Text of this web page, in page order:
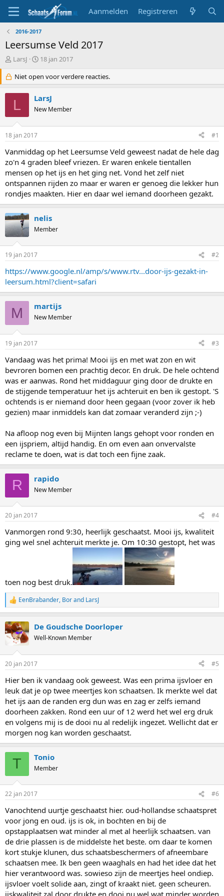
Aanmelden Registreren
2016-2017
Leersumse Veld 2017
T
p
i
c
t
a
r
t
e
r
LarsJ
S
a
r
d
a
m
18 jan 2017
Niet open voor verdere reacties.
L LarsJ
New Member
18 jan 2017 #1
Vanmiddag op het Leersumse Veld geweest nadat de hele dag
zo'n 4 graden bleef vriezen. Er waren enkele tientallen
mensen op het ijs en het ging net. Vond het zelf niet
ontspannen rijden zo maar er waren er genoeg die lekker hun
rondjes maakten. Hier en daar wel iemand doorheen gezakt.
nelis
Member
19 jan 2017 #2
https://www.google.nl/amp/s/www.rtv...door-ijs-gezakt-in-
leersum.html?client=safari
M martijs
New Member
19 jan 2017 #3
Vandaag was het prima! Mooi ijs en met wat zon en wit
bevroren bomen een prachtig decor. En druk. De hele ochtend
was er aanwas. Rond het middaguur ging door de drukte en
de stijgende temperatuur het ijs achteruit en ben ik gestopt. 'S
ochtends is er niemand door heen gegaan (voor zover ik heb
gezien) maar inmiddels kan dat zomaar veranderd zijn ;-)
Na afloop nog even bij Mijnten langs gehopt voor ronden en
een ijspriem, altijd handig. En om even aan onvervalste
reclame te doen, wat is dat toch een fijne zaak.
R rapido
New Member
20 jan 2017 #4
Vanmorgen rond 9:30, heerlijk geschaatst. Mooi ijs, kwaliteit
ging wel snel achteruit merkte je. Om 10:30 gestopt, het was
toen nog best druk.
R
e
c
t
s
EenBrabander, Borand LarsJ
De Goudsche Doorloper
Well-Known Member
20 jan 2017 #5
Hier ben ik vandaag ook geweest. Was een prima ijsvloer en
leuk dat je op twee meertjes kon schaatsen. Ik merkte wel dat
het ijs aan de randen erg dun was en zag er zelfs iemand
doorheen zakken. Rond een uur of 12 werd het wel erg druk
en volgens mij is de dooi nu al redelijk ingezet. Wellicht dat er
morgen nog kan worden geschaatst.
T Tonio
Member
22 jan 2017 #6
Vanochtend uurtje geschaatst hier. oud-hollandse schaatspret
voor jong en oud. ijs is ok, in bochten en bij de
opstapplaatsen wat minder al met al heerlijk schaatsen. van
de drie plassen is de middelste het beste. om daar te komen
kort stukje klunen, dus schaatsbeschermers of afneembare
schaatsen mee. Ik ben geen waaghals en had het idee dat het
hier verantwoord was. sowieso zijn de meertjes heel ondiep.
ijsvloer voelt solide aan, zingt of kraakt niet. geen scheuren.
ijskwaliteit zal door drukte en dooi nu wel wat minder worden